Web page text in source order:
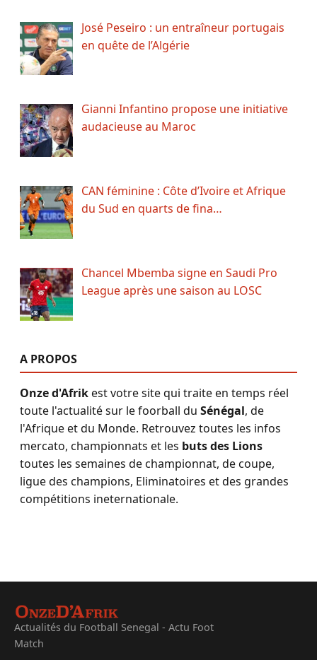
José Peseiro : un entraîneur portugais
en quête de l’Algérie
Gianni Infantino propose une initiative
audacieuse au Maroc
CAN féminine : Côte d’Ivoire et Afrique
du Sud en quarts de fina…
Chancel Mbemba signe en Saudi Pro
League après une saison au LOSC
A PROPOS
Onze d'Afrikest votre site qui traite en temps réel
toute l'actualité sur le foorball du Sénégal, de
l'Afrique et du Monde. Retrouvez toutes les infos
mercato, championnats et les buts des Lions
toutes les semaines de championnat, de coupe,
ligue des champions, Eliminatoires et des grandes
compétitions ineternationale.
Actualités du Football Senegal - Actu Foot
Match